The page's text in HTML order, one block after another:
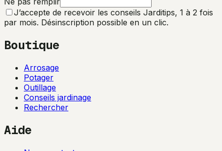
J’accepte de recevoir les conseils Jarditips, 1 à 2 fois
par mois. Désinscription possible en un clic.
Boutique
Arrosage
Potager
Outillage
Conseils jardinage
Rechercher
Aide